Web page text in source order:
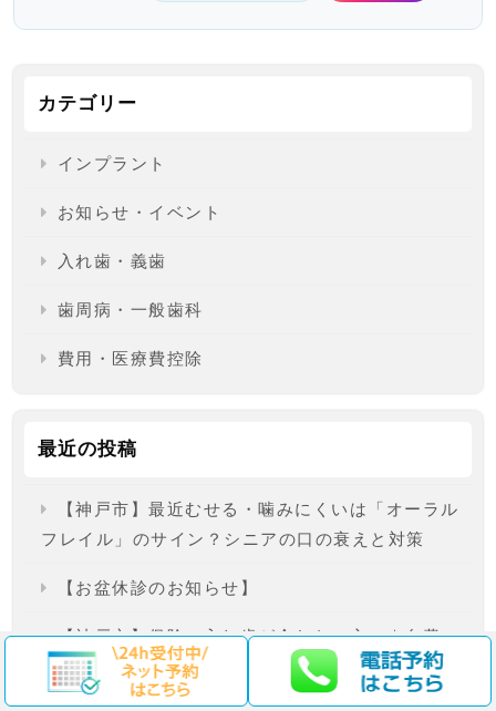
カテゴリー
インプラント
お知らせ・イベント
入れ歯・義歯
歯周病・一般歯科
費用・医療費控除
最近の投稿
【神戸市】最近むせる・噛みにくいは「オーラル
フレイル」のサイン？シニアの口の衰えと対策
【お盆休診のお知らせ】
【神戸市】保険の入れ歯が合わない方へ｜自費の
入れ歯（金属床・ノンクラスプ）の費用と違い